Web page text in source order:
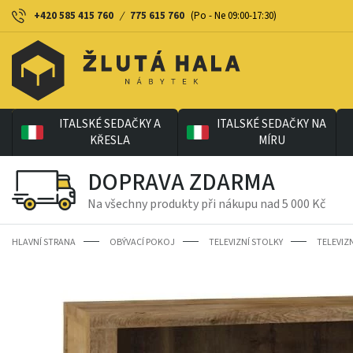
+420 585 415 760 / 775 615 760 (Po - Ne 09:00-17:30)
ITALSKÉ SEDAČKY A
KŘESLA
ITALSKÉ SEDAČKY NA
MÍRU
DOPRAVA ZDARMA
Na všechny produkty při nákupu nad 5 000 Kč
HLAVNÍ STRANA OBÝVACÍ POKOJ TELEVIZNÍ STOLKY